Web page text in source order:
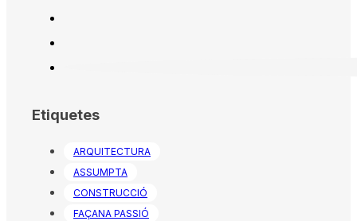
Etiquetes
ARQUITECTURA
ASSUMPTA
CONSTRUCCIÓ
FAÇANA PASSIÓ